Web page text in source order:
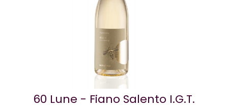
60 Lune - Fiano Salento I.G.T.